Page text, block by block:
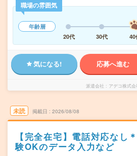
職場の雰囲気
年齢層
20代
30代 40
気になる! 応募へ進む
派遣会社 アデコ株式会
未読 掲載日 2026/08/08
【完全在宅】電話対応なし
験OKのデータ入力など